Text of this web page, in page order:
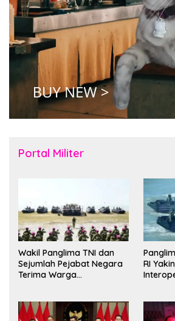
Portal Militer
Wakil Panglima TNI dan
Sejumlah Pejabat Negara
Terima Warga
RI